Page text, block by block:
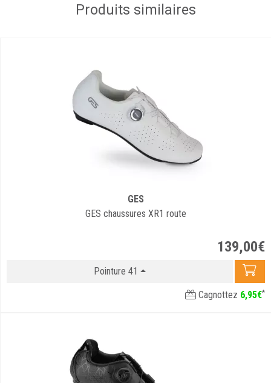
Produits similaires
GES
GES chaussures XR1 route
139,00€
Pointure 41
Cagnottez 6,95€*